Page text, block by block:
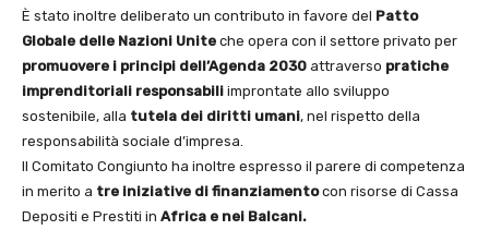
È stato inoltre deliberato un contributo in favore del Patto
Globale delle Nazioni Unite che opera con il settore privato per
promuovere i principi dell’Agenda 2030 attraverso pratiche
imprenditoriali responsabili improntate allo sviluppo
sostenibile, alla tutela dei diritti umani, nel rispetto della
responsabilità sociale d’impresa.
Il Comitato Congiunto ha inoltre espresso il parere di competenza
in merito a tre iniziative di finanziamentocon risorse di Cassa
Depositi e Prestiti in Africa e nei Balcani.